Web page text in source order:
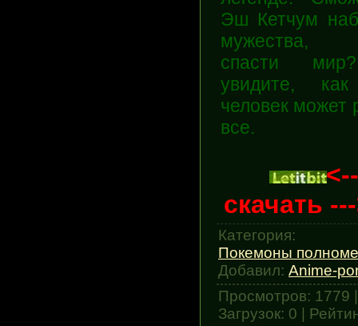
Эш Кетчум
мужества,
спасти
увидите,
человек может
все.
скачать
Категория:
Покемоны
Добавил: Anime-
Просмотров: 1779
Загрузок: 0